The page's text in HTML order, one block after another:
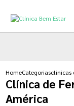
HomeCategoriasclinicas
Clínica de
América